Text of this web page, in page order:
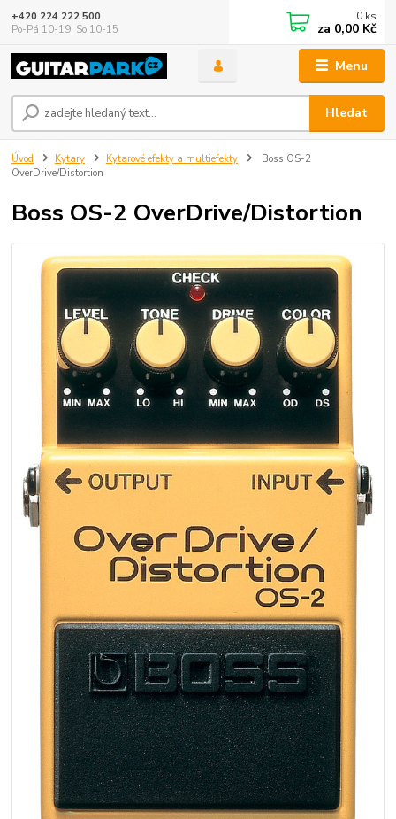
Menu
Hledat
+420 224 222 500
Po-Pá 10-19, So 10-15
0 ks
za 0,00 Kč
Úvod Kytary Kytarové efekty a multiefekty
Boss OS-2
OverDrive/Distortion
Boss OS-2 OverDrive/Distortion